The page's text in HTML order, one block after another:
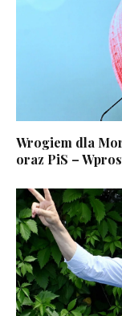
Wrogiem dla
oraz PiS –